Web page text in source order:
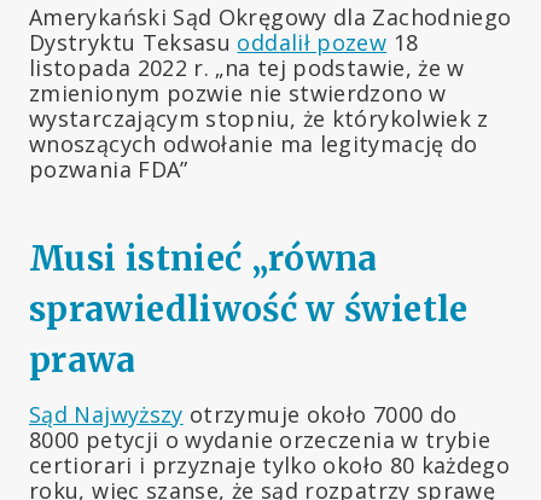
Amerykański Sąd Okręgowy dla Zachodniego
Dystryktu Teksasu oddalił pozew 18
listopada 2022 r. „na tej podstawie, że w
zmienionym pozwie nie stwierdzono w
wystarczającym stopniu, że którykolwiek z
wnoszących odwołanie ma legitymację do
pozwania FDA”
Musi istnieć „równa
sprawiedliwość w świetle
prawa
Sąd Najwyższy otrzymuje około 7000 do
8000 petycji o wydanie orzeczenia w trybie
certiorari i przyznaje tylko około 80 każdego
roku, więc szanse, że sąd rozpatrzy sprawę